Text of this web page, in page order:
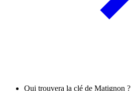
Qui trouvera la clé de Matignon ?